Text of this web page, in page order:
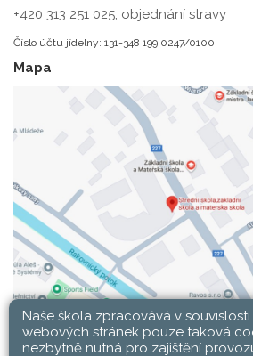
+420 313 251 025; objednání stravy
Číslo účtu jídelny: 131-348 199 0247/0100
Mapa
Naše škola zpracovává v souvislosti
webových stránek pouze taková
nezbytně nutná pro zajištění